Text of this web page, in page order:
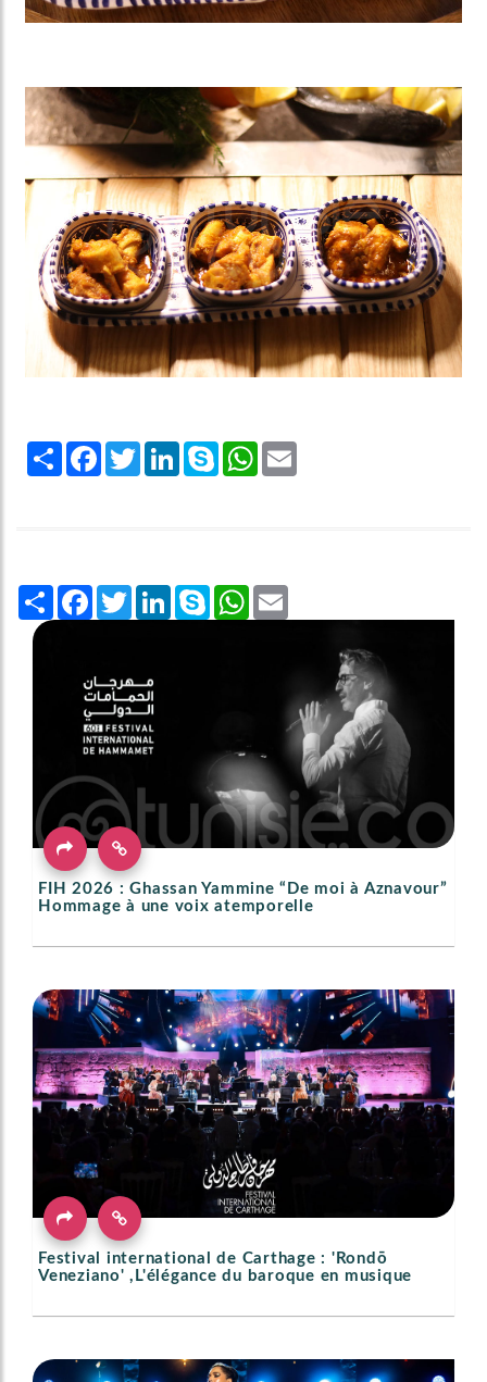
Share Facebook
TwitterLinkedInSkype WhatsApp
Share Facebook
TwitterLinkedInSkype WhatsApp
FIH 2026 : Ghassan Yammine “De moi à Aznavour”
Hommage à une voix atemporelle
Festival international de Carthage : 'Rondō
Veneziano' ,L'élégance du baroque en musique